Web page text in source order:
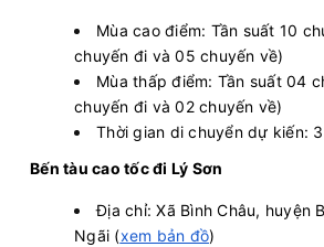
Mùa cao điểm: Tần suất 10
chuyến đi và 05 chuyến về)
Mùa thấp điểm: Tần suất 04
chuyến đi và 02 chuyến về)
Thời gian di chuyển dự kiến:
Bến tàu cao tốc đi Lý Sơn
Địa chỉ: Xã Bình Châu, huyện
Ngãi (xem bản đồ)